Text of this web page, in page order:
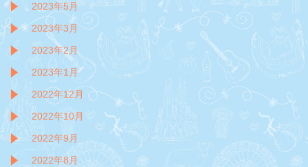
2023年5月
2023年3月
2023年2月
2023年1月
2022年12月
2022年10月
2022年9月
2022年8月